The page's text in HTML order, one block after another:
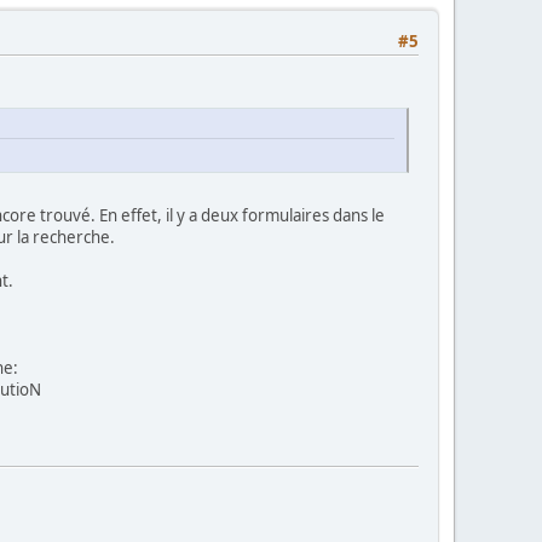
#5
trouvé. En effet, il y a deux formulaires dans le
la recherche.